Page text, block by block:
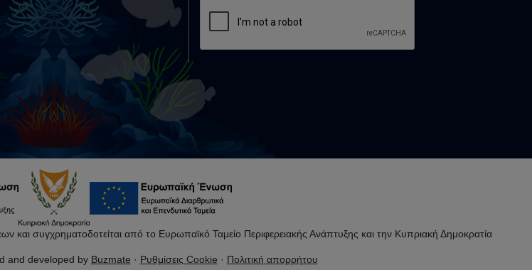
συγχρηματοδοτείται από το Ευρωπαϊκό Ταμείο Περιφερειακής Ανάπτυξης και την Κυπριακή Δημοκρατία
and developed by Buzmate · Ρυθμίσεις Cookie · Πολιτική απορρήτου